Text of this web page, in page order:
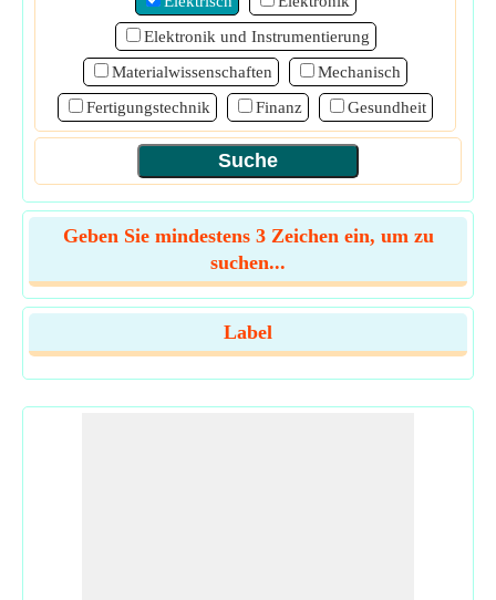
Elektronik und Instrumentierung
Materialwissenschaften
Mechanisch
Fertigungstechnik
Finanz Gesundheit
Geben Sie mindestens 3 Zeichen ein, um zu
suchen...
Label